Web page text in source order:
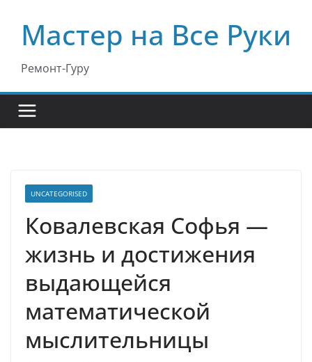
содержимому
Мастер на Все Руки
Ремонт-Гуру
UNCATEGORISED
Ковалевская Софья —
жизнь и достижения
выдающейся
математической
мыслительницы